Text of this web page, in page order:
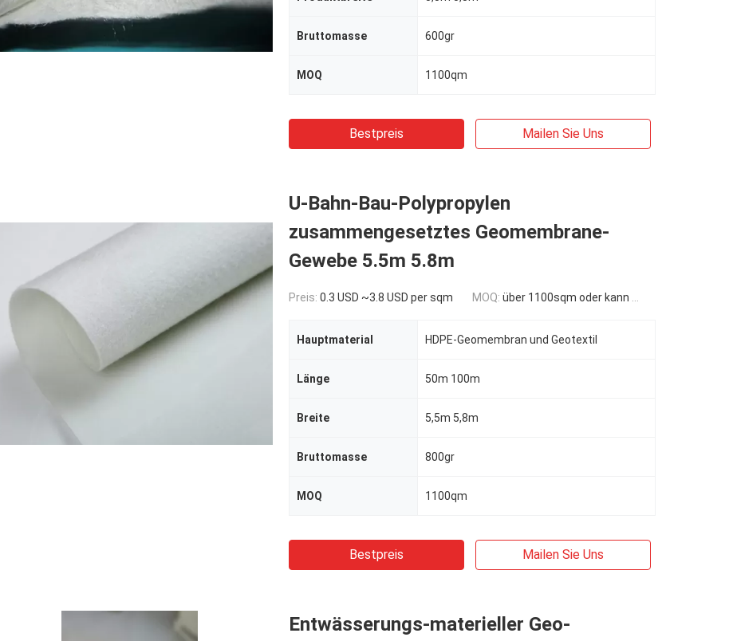
Bruttomasse 600gr
MOQ 1100qm
Bestpreis Mailen Sie Uns
U-Bahn-Bau-Polypropylen
zusammengesetztes Geomembrane-
Gewebe 5.5m 5.8m
Preis: 0.3 USD ~3.8 USD per sqm MOQ: über 1100sqm oder kann verhandelt werden
Hauptmaterial HDPE-Geomembran und Geotextil
Länge 50m 100m
Breite 5,5m 5,8m
Bruttomasse 800gr
MOQ 1100qm
Bestpreis Mailen Sie Uns
Entwässerungs-materieller Geo-